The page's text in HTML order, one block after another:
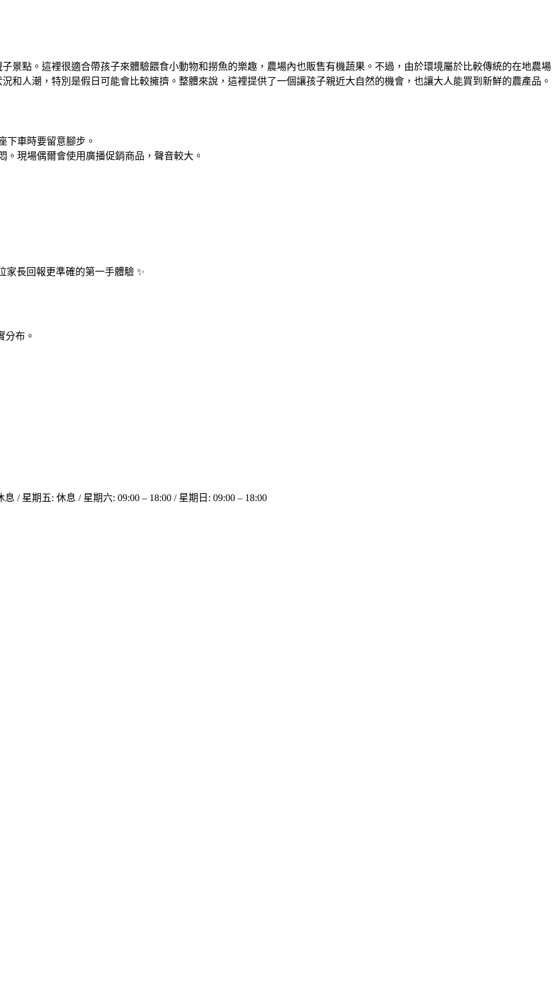
景點。這裡很適合帶孩子來體驗餵食小動物和撈魚的樂趣，農場內也販售有機蔬果。不過，由於環境屬於比較傳統的在地農場
和人潮，特別是假日可能會比較擁擠。整體來說，這裡提供了一個讓孩子親近大自然的機會，也讓大人能買到新鮮的農產品。
下車時要留意腳步。
現場偶爾會使用廣播促銷商品，聲音較大。
家長回報更準確的第一手體驗 ✨
分布。
/ 星期五: 休息 / 星期六: 09:00 – 18:00 / 星期日: 09:00 – 18:00